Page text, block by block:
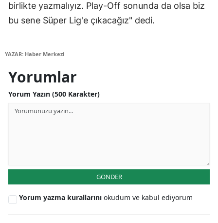
Muş
Sinop
birlikte yazmalıyız. Play-Off sonunda da olsa biz
bu sene Süper Lig'e çıkacağız" dedi.
YAZAR: Haber Merkezi
Yorumlar
Yorum Yazın (500 Karakter)
GÖNDER
Yorum yazma kurallarını okudum ve kabul ediyorum